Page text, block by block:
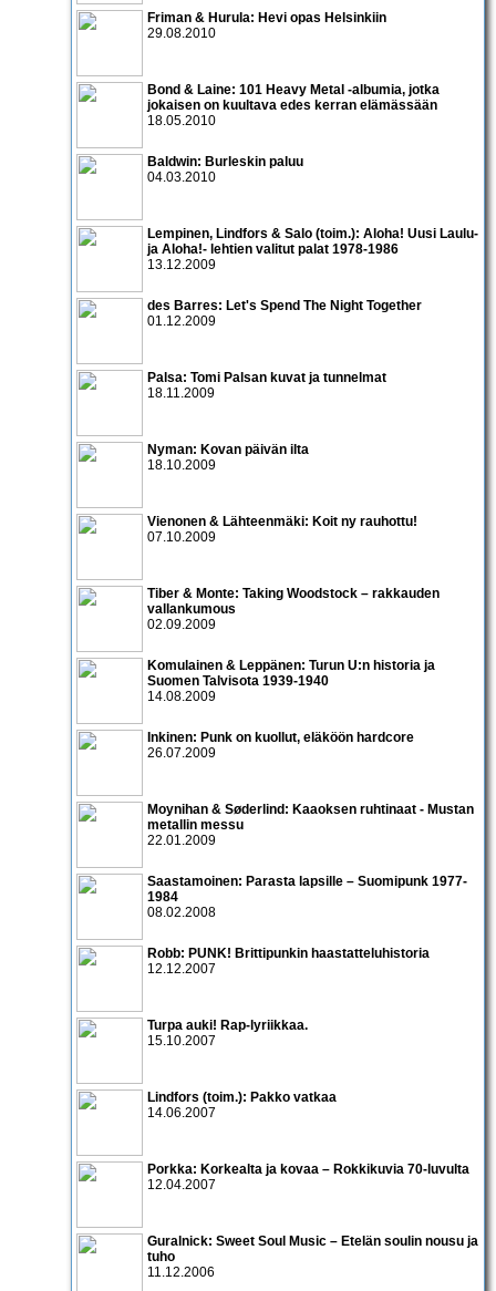
Friman & Hurula: Hevi opas Helsinkiin
29.08.2010
Bond & Laine: 101 Heavy Metal -albumia, jotka
jokaisen on kuultava edes kerran elämässään
18.05.2010
Baldwin: Burleskin paluu
04.03.2010
Lempinen, Lindfors & Salo (toim.): Aloha! Uusi Laulu-
ja Aloha!- lehtien valitut palat 1978-1986
13.12.2009
des Barres: Let's Spend The Night Together
01.12.2009
Palsa: Tomi Palsan kuvat ja tunnelmat
18.11.2009
Nyman: Kovan päivän ilta
18.10.2009
Vienonen & Lähteenmäki: Koit ny rauhottu!
07.10.2009
Tiber & Monte: Taking Woodstock – rakkauden
vallankumous
02.09.2009
Komulainen & Leppänen: Turun U:n historia ja
Suomen Talvisota 1939-1940
14.08.2009
Inkinen: Punk on kuollut, eläköön hardcore
26.07.2009
Moynihan & Søderlind: Kaaoksen ruhtinaat - Mustan
metallin messu
22.01.2009
Saastamoinen: Parasta lapsille – Suomipunk 1977-
1984
08.02.2008
Robb: PUNK! Brittipunkin haastatteluhistoria
12.12.2007
Turpa auki! Rap-lyriikkaa.
15.10.2007
Lindfors (toim.): Pakko vatkaa
14.06.2007
Porkka: Korkealta ja kovaa – Rokkikuvia 70-luvulta
12.04.2007
Guralnick: Sweet Soul Music – Etelän soulin nousu ja
tuho
11.12.2006